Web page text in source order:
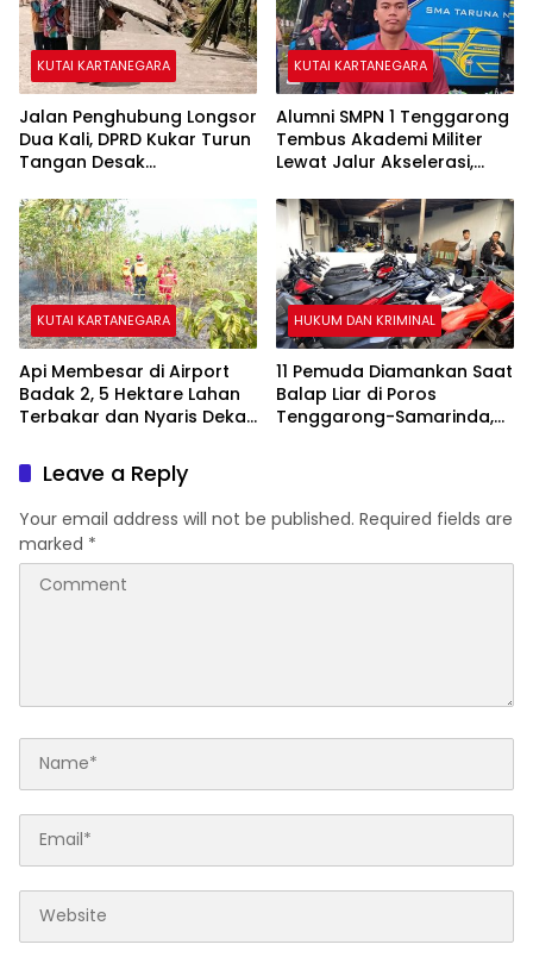
KUTAI KARTANEGARA
Jalan Penghubung Longsor
Dua Kali, DPRD Kukar Turun
Tangan Desak
KUTAI KARTANEGARA
Alumni SMPN 1 Tenggarong
Tembus Akademi Militer
Lewat Jalur Akselerasi,
KUTAI KARTANEGARA
Api Membesar di Airport
Badak 2, 5 Hektare Lahan
Terbakar dan Nyaris Dekati
HUKUM DAN KRIMINAL
11 Pemuda Diamankan Saat
Balap Liar di Poros
Tenggarong-Samarinda,
Leave a Reply
Your email address will not be published. Required fields are
marked *